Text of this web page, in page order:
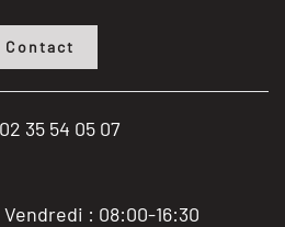
Contact
35 54 05 07
: 08:00-16:30